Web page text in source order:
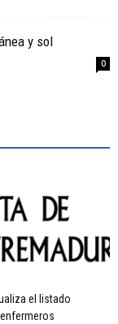
y sol
0
el listado